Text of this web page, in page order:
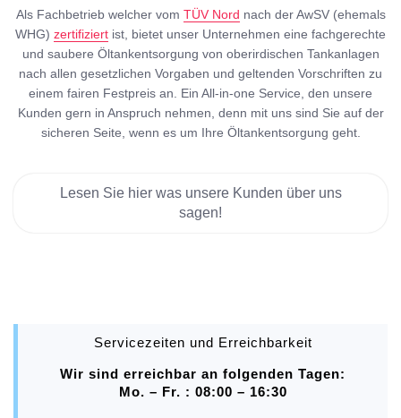
Als Fachbetrieb welcher vom TÜV Nord nach der AwSV (ehemals
WHG) zertifiziert ist, bietet unser Unternehmen eine fachgerechte
und saubere Öltankentsorgung von oberirdischen Tankanlagen
nach allen gesetzlichen Vorgaben und geltenden Vorschriften zu
einem fairen Festpreis an. Ein All-in-one Service, den unsere
Kunden gern in Anspruch nehmen, denn mit uns sind Sie auf der
sicheren Seite, wenn es um Ihre Öltankentsorgung geht.
Lesen Sie hier was unsere Kunden über uns
sagen!
Servicezeiten und Erreichbarkeit
Wir sind erreichbar an folgenden Tagen:
Mo. – Fr. : 08:00 – 16:30